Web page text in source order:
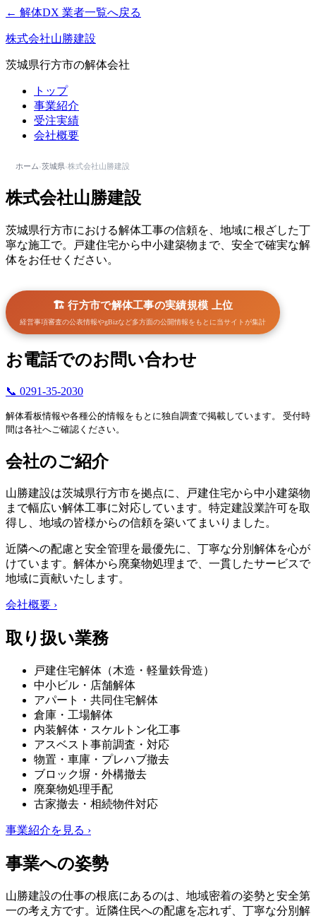
← 解体DX 業者一覧へ戻る
株式会社山勝建設
茨城県行方市の解体会社
トップ
事業紹介
受注実績
会社概要
ホーム›茨城県›株式会社山勝建設
株式会社山勝建設
茨城県行方市における解体工事の信頼を、地域に根ざした丁
寧な施工で。戸建住宅から中小建築物まで、安全で確実な解
体をお任せください。
🏗️ 行方市で解体工事の実績規模 上位
経営事項審査の公表情報やgBizなど多方面の公開情報をもとに当サイトが集計
お電話でのお問い合わせ
📞 0291-35-2030
解体看板情報や各種公的情報をもとに独自調査で掲載しています。 受付時
間は各社へご確認ください。
会社のご紹介
山勝建設は茨城県行方市を拠点に、戸建住宅から中小建築物
まで幅広い解体工事に対応しています。特定建設業許可を取
得し、地域の皆様からの信頼を築いてまいりました。
近隣への配慮と安全管理を最優先に、丁寧な分別解体を心が
けています。解体から廃棄物処理まで、一貫したサービスで
地域に貢献いたします。
会社概要 ›
取り扱い業務
戸建住宅解体（木造・軽量鉄骨造）
中小ビル・店舗解体
アパート・共同住宅解体
倉庫・工場解体
内装解体・スケルトン化工事
アスベスト事前調査・対応
物置・車庫・プレハブ撤去
ブロック塀・外構撤去
廃棄物処理手配
古家撤去・相続物件対応
事業紹介を見る ›
事業への姿勢
山勝建設の仕事の根底にあるのは、地域密着の姿勢と安全第
一の考え方です。近隣住民への配慮を忘れず、丁寧な分別解